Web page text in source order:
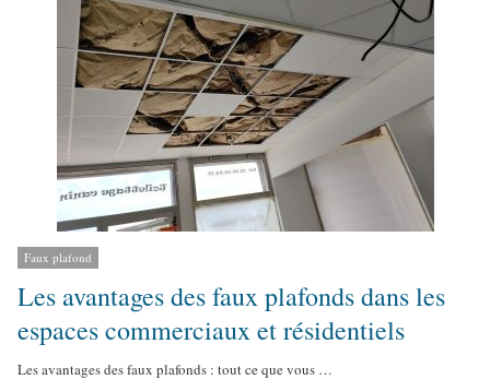
Faux plafond
Les avantages des faux plafonds dans les
espaces commerciaux et résidentiels
Les avantages des faux plafonds : tout ce que vous …